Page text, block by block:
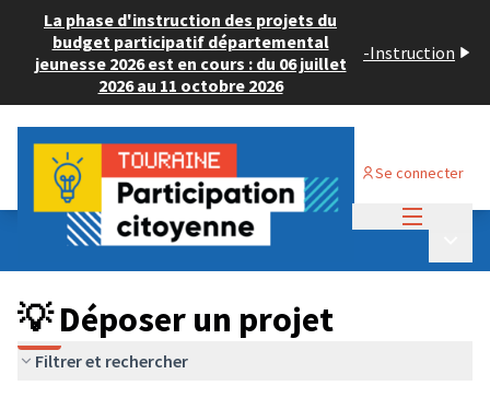
La phase d'instruction des projets du
budget participatif départemental
jeunesse 2026 est en cours : du 06 juillet
2026 au 11 octobre 2026
-Instruction
Se connecter
Budget Participatif ADULTE 2024
💡 Déposer un projet
💡 Déposer un projet
Filtrer et rechercher